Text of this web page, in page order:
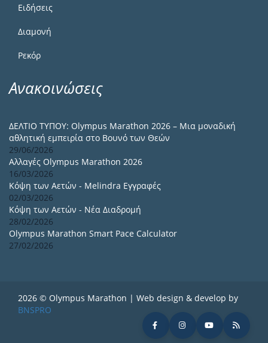
Ειδήσεις
Διαμονή
Ρεκόρ
Ανακοινώσεις
ΔΕΛΤΙΟ ΤΥΠΟΥ: Olympus Marathon 2026 – Μια μοναδική
αθλητική εμπειρία στο Βουνό των Θεών
29/06/2026
Αλλαγές Olympus Marathon 2026
16/03/2026
Κόψη των Αετών - Melindra Εγγραφές
02/03/2026
Κόψη των Αετών - Νέα Διαδρομή
28/02/2026
Olympus Marathon Smart Pace Calculator
27/02/2026
2026 © Olympus Marathon | Web design & develop by
BNSPRO